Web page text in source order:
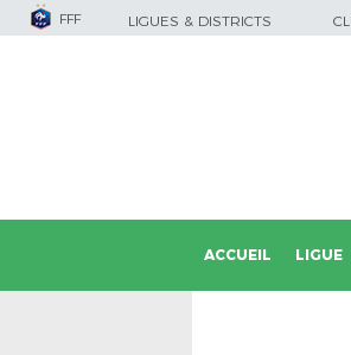
FFF LIGUES & DISTRICTS
ACCUEIL LIGUE